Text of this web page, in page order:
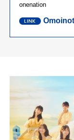
onenation